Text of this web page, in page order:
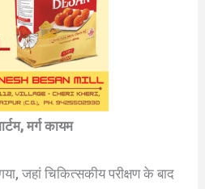
मर्ग कायम
जहां चिकित्सकीय परीक्षण के बाद